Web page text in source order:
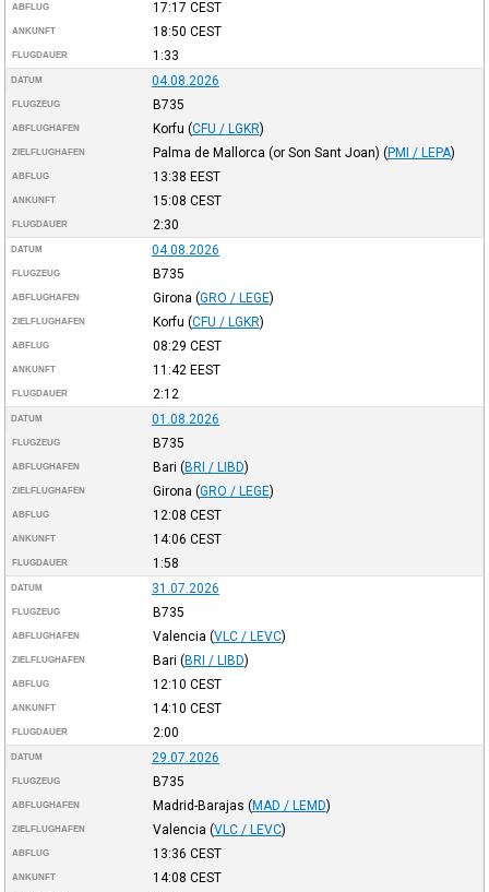
ABFLUG 17:17 CEST
ANKUNFT 18:50 CEST
FLUGDAUER 1:33
DATUM 04.08.2026
FLUGZEUG B735
ABFLUGHAFEN Korfu (CFU / LGKR)
ZIELFLUGHAFEN Palma de Mallorca (or Son Sant Joan) (PMI / LEPA)
ABFLUG 13:38 EEST
ANKUNFT 15:08 CEST
FLUGDAUER 2:30
DATUM 04.08.2026
FLUGZEUG B735
ABFLUGHAFEN Girona (GRO / LEGE)
ZIELFLUGHAFEN Korfu (CFU / LGKR)
ABFLUG 08:29 CEST
ANKUNFT 11:42 EEST
FLUGDAUER 2:12
DATUM 01.08.2026
FLUGZEUG B735
ABFLUGHAFEN Bari (BRI / LIBD)
ZIELFLUGHAFEN Girona (GRO / LEGE)
ABFLUG 12:08 CEST
ANKUNFT 14:06 CEST
FLUGDAUER 1:58
DATUM 31.07.2026
FLUGZEUG B735
ABFLUGHAFEN Valencia (VLC / LEVC)
ZIELFLUGHAFEN Bari (BRI / LIBD)
ABFLUG 12:10 CEST
ANKUNFT 14:10 CEST
FLUGDAUER 2:00
DATUM 29.07.2026
FLUGZEUG B735
ABFLUGHAFEN Madrid-Barajas (MAD / LEMD)
ZIELFLUGHAFEN Valencia (VLC / LEVC)
ABFLUG 13:36 CEST
ANKUNFT 14:08 CEST